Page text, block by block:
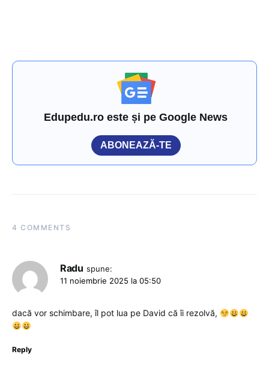
Edupedu.ro este și pe Google News
ABONEAZĂ-TE
4 COMMENTS
Radu spune:
11 noiembrie 2025 la 05:50
dacă vor schimbare, îl pot lua pe David că îi rezolvă,
Reply